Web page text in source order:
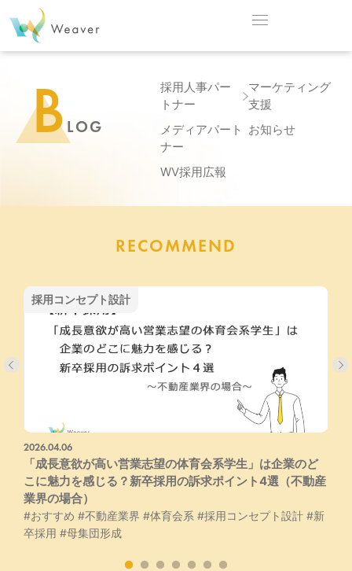
BLOG
採用人事パー
トナー
マーケティング
支援
メディアパート
ナー
お知らせ
WV採用広報
RECOMMEND
採用コンセプト設計
2026.04.06
「成長意欲が高い営業志望の体育会系学生」は企業のど
こに魅力を感じる？新卒採用の訴求ポイント4選（不動産
業界の場合）
#おすすめ #不動産業界 #体育会系 #採用コンセプト設計 #新
卒採用 #母集団形成